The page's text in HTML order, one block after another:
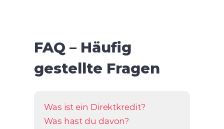
FAQ – Häufig
gestellte Fragen
Was ist ein Direktkredit?
Was hast du davon?